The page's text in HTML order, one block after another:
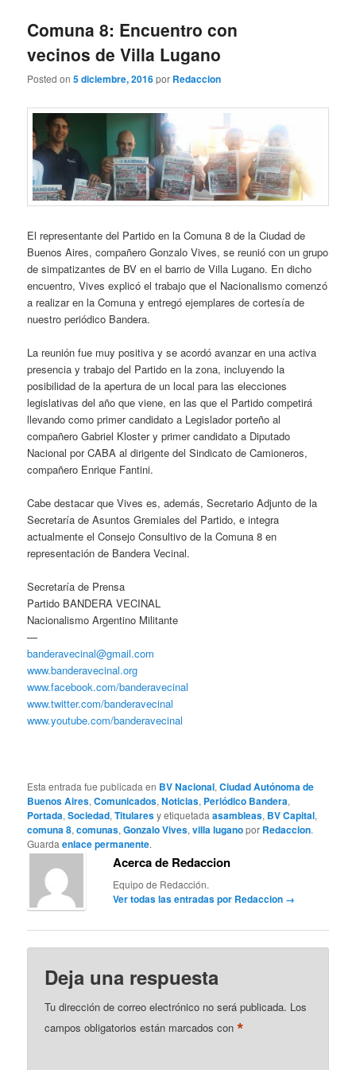
Comuna 8: Encuentro con
vecinos de Villa Lugano
Posted on5 diciembre, 2016por Redaccion
El representante del Partido en la Comuna 8 de la Ciudad de
Buenos Aires, compañero Gonzalo Vives, se reunió con un grupo
de simpatizantes de BV en el barrio de Villa Lugano. En dicho
encuentro, Vives explicó el trabajo que el Nacionalismo comenzó
a realizar en la Comuna y entregó ejemplares de cortesía de
nuestro periódico Bandera.
La reunión fue muy positiva y se acordó avanzar en una activa
presencia y trabajo del Partido en la zona, incluyendo la
posibilidad de la apertura de un local para las elecciones
legislativas del año que viene, en las que el Partido competirá
llevando como primer candidato a Legislador porteño al
compañero Gabriel Kloster y primer candidato a Diputado
Nacional por CABA al dirigente del Sindicato de Camioneros,
compañero Enrique Fantini.
Cabe destacar que Vives es, además, Secretario Adjunto de la
Secretaría de Asuntos Gremiales del Partido, e integra
actualmente el Consejo Consultivo de la Comuna 8 en
representación de Bandera Vecinal.
Secretaría de Prensa
Partido BANDERA VECINAL
Nacionalismo Argentino Militante
—
banderavecinal@gmail.com
www.banderavecinal.org
www.facebook.com/banderavecinal
www.twitter.com/banderavecinal
www.youtube.com/banderavecinal
Esta entrada fue publicada en BV Nacional,Ciudad Autónoma de
Buenos Aires,Comunicados,Noticias, Periódico Bandera,
Portada,Sociedad,Titularesy etiquetadaasambleas, BV Capital,
comuna 8,comunas,Gonzalo Vives,villa luganopor Redaccion.
Guardaenlace permanente.
Acerca de Redaccion
Equipo de Redacción.
Ver todas las entradas por Redaccion →
Deja una respuesta
Tu dirección de correo electrónico no será publicada. Los
campos obligatorios están marcados con*